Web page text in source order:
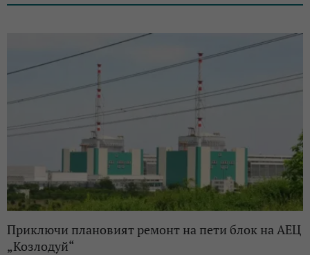
Приключи плановият ремонт на пети блок на АЕЦ
„Козлодуй“